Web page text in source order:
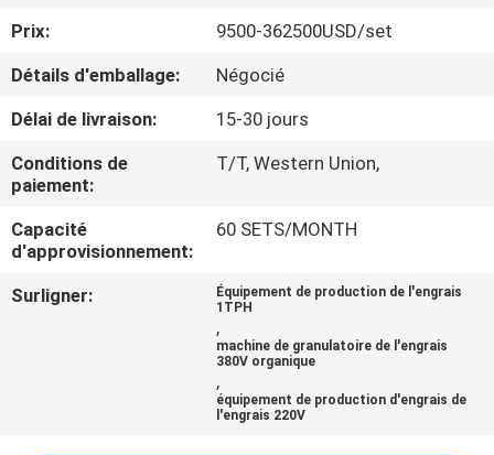
CONTRÔLE
DE
QUALITÉ
CONTACTEZ-
NOUS
Prix:
9500-362500USD/set
Détails d'emballage:
Négocié
Délai de livraison:
15-30 jours
Conditions de
paiement:
T/T, Western Union,
Capacité
d'approvisionnement:
60 SETS/MONTH
Surligner:
Équipement de production de l'engrais
1TPH
,
machine de granulatoire de l'engrais
380V organique
,
équipement de production d'engrais de
l'engrais 220V